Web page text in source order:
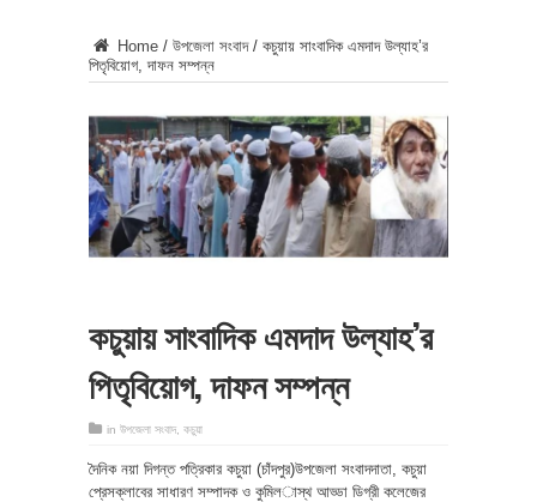
Home / উপজেলা সংবাদ / কচুয়ায় সাংবাদিক এমদাদ উল্যাহ’র
পিতৃবিয়োগ, দাফন সম্পন্ন
কচুয়ায় সাংবাদিক এমদাদ উল্যাহ’র
পিতৃবিয়োগ, দাফন সম্পন্ন
in উপজেলা সংবাদ কচুয়া
দৈনিক নয়া দিগন্ত পত্রিকার কচুয়া (চাঁদপুর)উপজেলা সংবাদদাতা, কচুয়া
প্রেসক্লাবের সাধারণ সম্পাদক ও কুমিল­াস্থ আড্ডা ডিগ্রী কলেজের